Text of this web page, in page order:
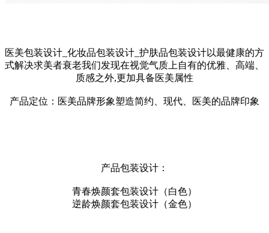
医美包装设计_化妆品包装设计_护肤品包装设计以最健康的方
式解决求美者衰老我们发现在视觉气质上自有的优雅、高端、
质感之外,更加具备医美属性
产品定位：医美品牌形象塑造简约、现代、医美的品牌印象
产品包装设计：
青春焕颜套包装设计（白色）
逆龄焕颜套包装设计（金色）